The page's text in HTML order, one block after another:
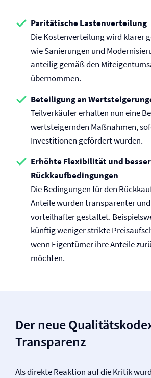
Paritätische Lastenverteilung
Die Kostenverteilung wird klarer
wie Sanierungen und
anteilig gemäß den
übernommen.
Beteiligung an
Teilverkäufer erhalten nun eine
wertsteigernden Maßnahmen,
Investitionen gefördert wurden.
Erhöhte Flexibilität und
Rückkaufbedingungen
Die Bedingungen für den
Anteile wurden transparenter
vorteilhafter gestaltet.
künftig weniger strikte
wenn Eigentümer ihre Anteile
möchten.
Der neue
Transparenz
Als direkte Reaktion auf die Kritik